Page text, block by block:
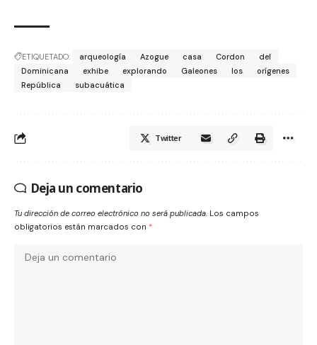
ETIQUETADO: arqueología Azogue casa Cordon
del
Dominicana
exhibe explorando Galeones los
orígenes
República
subacuática
Twitter
Deja un comentario
Tu dirección de correo electrónico no será publicada. Los campos
obligatorios están marcados con *